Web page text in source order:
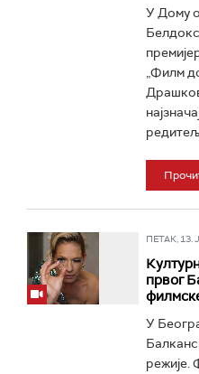
У Дому
„Филм
ПЕТАК, 13.
првог
У
режије.